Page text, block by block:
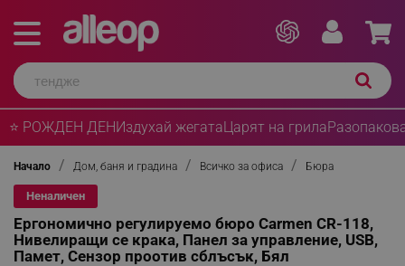
⭐ РОЖДЕН ДЕНИздухай жегатаЦарят на грила
Начало Дом, баня и градина Всичко за офиса Бюра
Неналичен
Ергономично регулируемо бюро Carmen CR-118,
Нивелиращи се крака, Панел за управление, USB,
Памет, Сензор проотив сблъсък, Бял